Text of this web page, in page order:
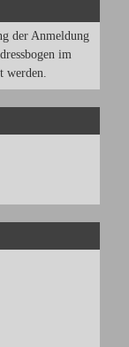
der Anmeldung
im
werden.